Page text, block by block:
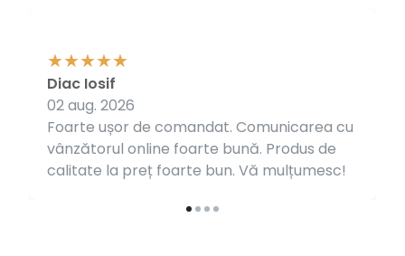
Foarte ușor de comandat. Comunicarea cu
vânzătorul online foarte bună. Produs de
calitate la preț foarte bun. Vă mulțumesc!
Diac Iosif
02 aug. 2026